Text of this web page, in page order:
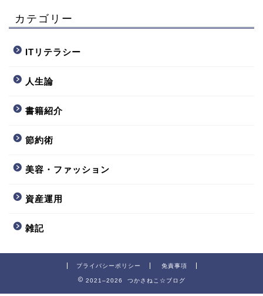
カテゴリー
ITリテラシー
人生論
書籍紹介
節約術
美容・ファッション
資産運用
雑記
プライバシーポリシー 免責事項
2021–2026 つかさねこ☆ブログ